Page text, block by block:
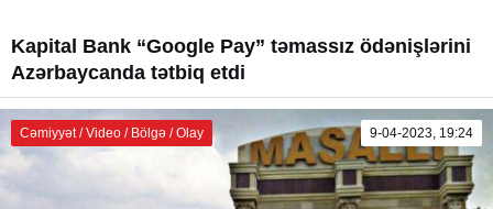
Kapital Bank “Google Pay” təmassız ödənişlərini
Azərbaycanda tətbiq etdi
Cəmiyyət / Video / Bölgə / Olay 9-04-2023, 19:24